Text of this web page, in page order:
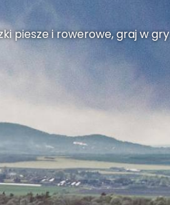
piesze i rowerowe, graj w gry